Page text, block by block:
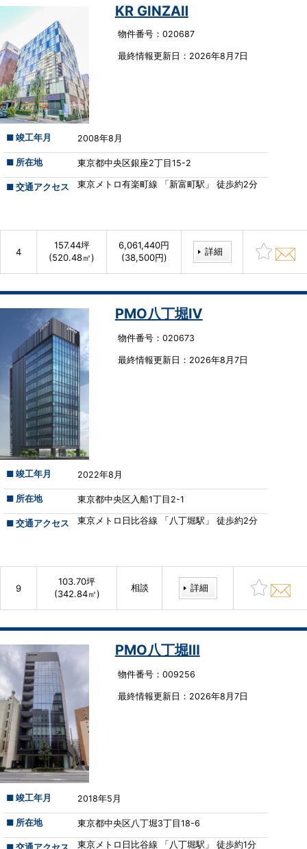
KR GINZAⅡ
物件番号：020687
最終情報更新⽇：2026年8月7日
■ 竣工年月 2008年8月
■ 所在地 東京都中央区銀座2丁目15-2
■ 交通アクセス 東京メトロ有楽町線 「新富町駅」 徒歩約2分
4
157.44坪
(520.48㎡)
6,061,440円
(38,500円)
詳細
PMO八丁堀Ⅳ
物件番号：020673
最終情報更新⽇：2026年8月7日
■ 竣工年月 2022年8月
■ 所在地 東京都中央区入船1丁目2-1
■ 交通アクセス 東京メトロ日比谷線 「八丁堀駅」 徒歩約2分
9
103.70坪
(342.84㎡)
相談 詳細
PMO八丁堀Ⅲ
物件番号：009256
最終情報更新⽇：2026年8月7日
■ 竣工年月 2018年5月
■ 所在地 東京都中央区八丁堀3丁目18-6
東京メトロ日比谷線 「八丁堀駅」 徒歩約1分